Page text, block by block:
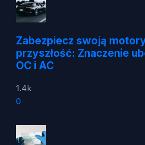
Zabezpiecz swoją
przyszłość: Znaczenie
OC i AC
1.4k
0